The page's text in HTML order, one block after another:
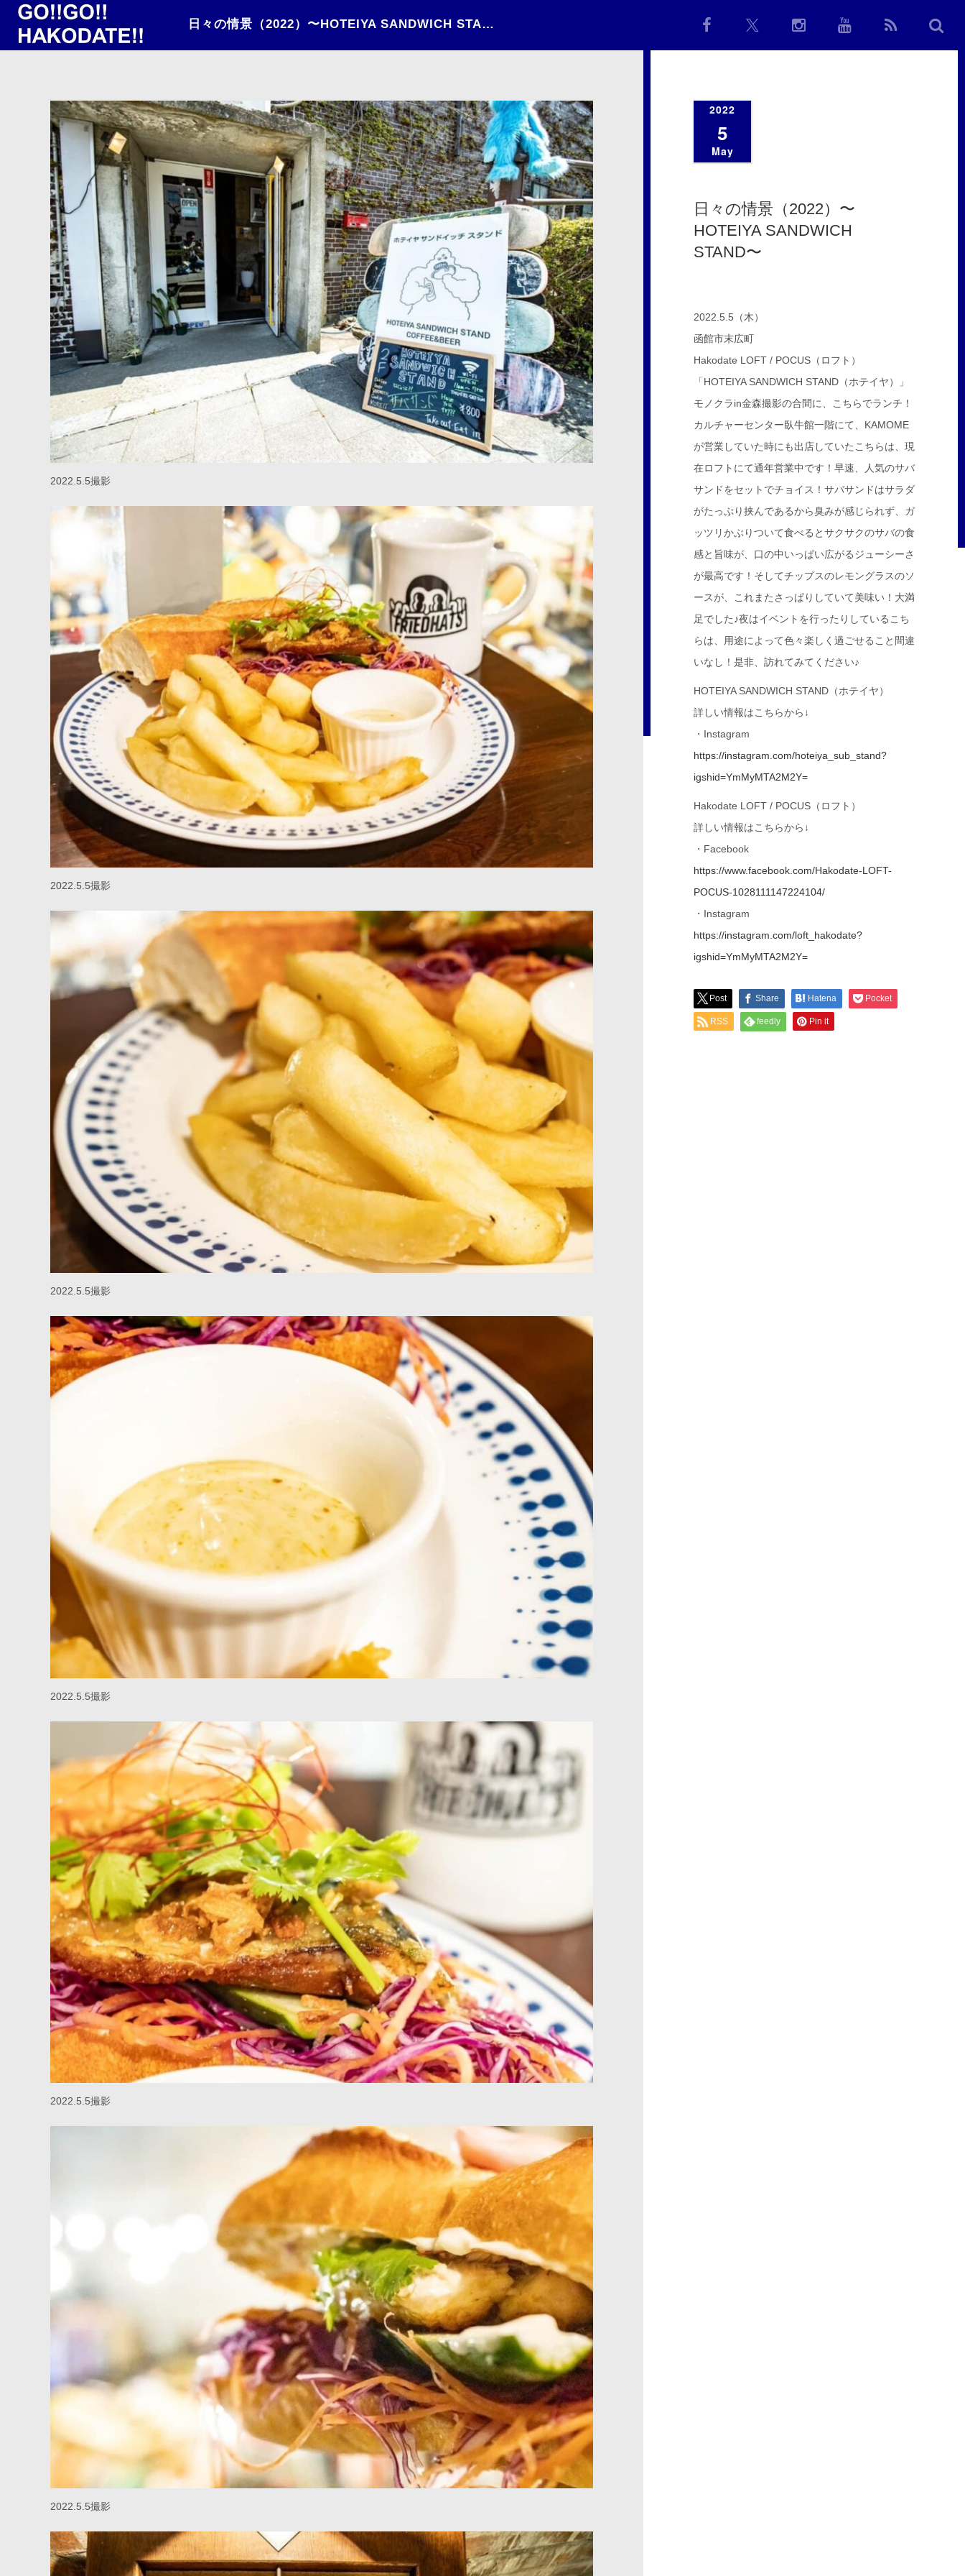
日々の情景（2022）〜HOTEIYA SANDWICH STAND〜
2022.5.5撮影
2022.5.5撮影
2022.5.5撮影
2022.5.5撮影
2022.5.5撮影
2022.5.5撮影
2022
5
May
日々の情景（2022）〜
HOTEIYA SANDWICH
STAND〜
2022.5.5（木）
函館市末広町
Hakodate LOFT / POCUS（ロフト）
「HOTEIYA SANDWICH STAND（ホテイヤ）」
モノクラin金森撮影の合間に、こちらでランチ！
カルチャーセンター臥牛館一階にて、KAMOME
が営業していた時にも出店していたこちらは、現
在ロフトにて通年営業中です！早速、人気のサバ
サンドをセットでチョイス！サバサンドはサラダ
がたっぷり挟んであるから臭みが感じられず、ガ
ッツリかぶりついて食べるとサクサクのサバの食
感と旨味が、口の中いっぱい広がるジューシーさ
が最高です！そしてチップスのレモングラスのソ
ースが、これまたさっぱりしていて美味い！大満
足でした♪夜はイベントを行ったりしているこち
らは、用途によって色々楽しく過ごせること間違
いなし！是非、訪れてみてください♪
HOTEIYA SANDWICH STAND（ホテイヤ）
詳しい情報はこちらから↓
・Instagram
https://instagram.com/hoteiya_sub_stand?
igshid=YmMyMTA2M2Y=
Hakodate LOFT / POCUS（ロフト）
詳しい情報はこちらから↓
・Facebook
https://www.facebook.com/Hakodate-LOFT-
POCUS-1028111147224104/
・Instagram
https://instagram.com/loft_hakodate?
igshid=YmMyMTA2M2Y=
Post Share Hatena Pocket
RSS feedly Pin it